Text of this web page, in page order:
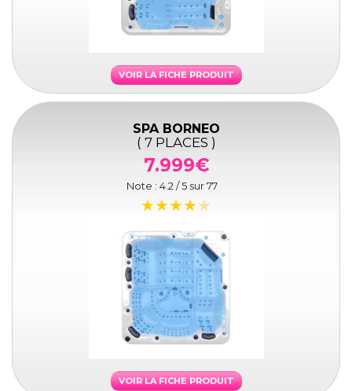
VOIR LA FICHE PRODUIT
SPA BORNEO
( 7 PLACES )
7.999€
Note : 4.2 / 5 sur77
VOIR LA FICHE PRODUIT